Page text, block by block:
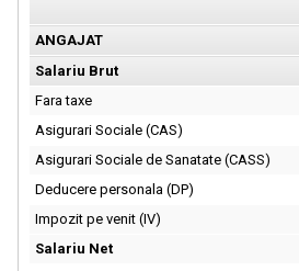
ANGAJAT
Salariu Brut
Fara taxe
Asigurari Sociale (CAS)
Asigurari Sociale de Sanatate (CASS)
Deducere personala (DP)
Impozit pe venit (IV)
Salariu Net